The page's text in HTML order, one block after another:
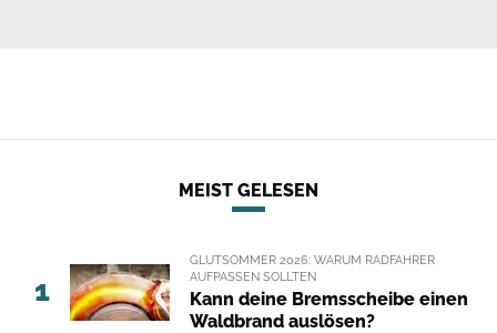
MEIST GELESEN
1
GLUTSOMMER 2026: WARUM RADFAHRER
AUFPASSEN SOLLTEN
Kann deine Bremsscheibe einen
Waldbrand auslösen?